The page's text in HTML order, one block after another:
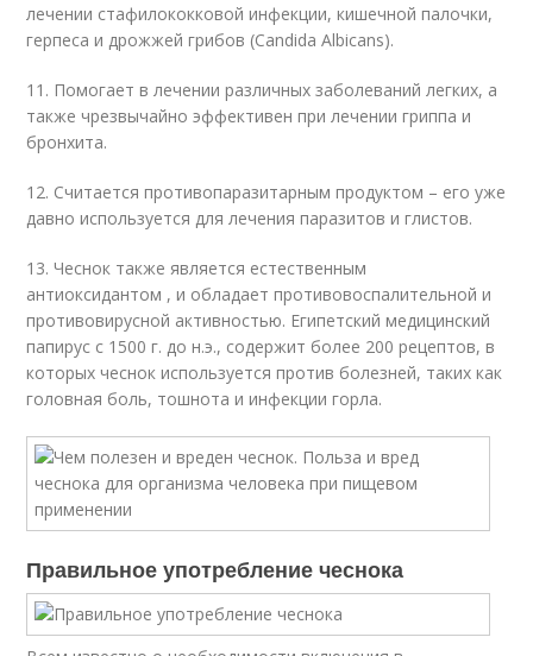
лечении стафилококковой инфекции, кишечной палочки,
герпеса и дрожжей грибов (Candida Albicans).
11. Помогает в лечении различных заболеваний легких, а
также чрезвычайно эффективен при лечении гриппа и
бронхита.
12. Считается противопаразитарным продуктом – его уже
давно используется для лечения паразитов и глистов.
13. Чеснок также является естественным
антиоксидантом , и обладает противовоспалительной и
противовирусной активностью. Египетский медицинский
папирус с 1500 г. до н.э., содержит более 200 рецептов, в
которых чеснок используется против болезней, таких как
головная боль, тошнота и инфекции горла.
Правильное употребление чеснока